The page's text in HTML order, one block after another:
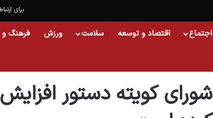
برای
اجتماع اقتصاد و توسعه سلامت ورزش فرهنگ و
شورای کویته دستور